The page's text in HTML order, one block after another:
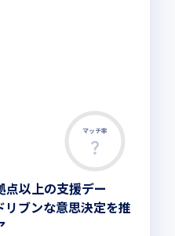
マッチ率
点以上の支援デー
ブンな意思決定を推